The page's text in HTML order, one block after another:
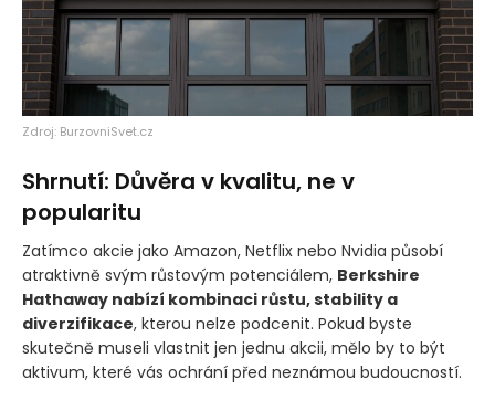
Zdroj: BurzovniSvet.cz
Shrnutí: Důvěra v kvalitu, ne v
popularitu
Zatímco akcie jako Amazon, Netflix nebo Nvidia působí
atraktivně svým růstovým potenciálem, Berkshire
Hathaway nabízí kombinaci růstu, stability a
diverzifikace, kterou nelze podcenit. Pokud byste
skutečně museli vlastnit jen jednu akcii, mělo by to být
aktivum, které vás ochrání před neznámou budoucností.